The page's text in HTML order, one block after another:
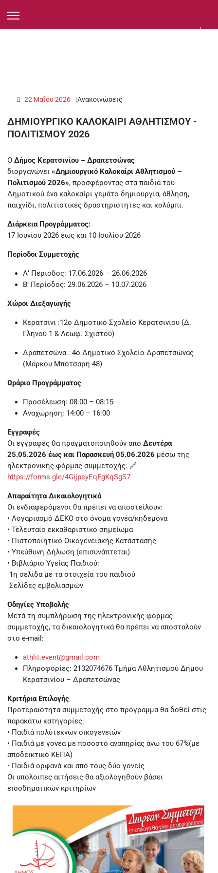
Ανακοινώσεις
22 Μαΐου 2026
ΔΗΜΙΟΥΡΓΙΚΟ ΚΑΛΟΚΑΙΡΙ ΑΘΛΗΤΙΣΜΟΥ -
ΠΟΛΙΤΙΣΜΟΥ 2026
Ο Δήμος Κερατσινίου – Δραπετσώνας
διοργανώνει «Δημιουργικό Καλοκαίρι Αθλητισμού –
Πολιτισμού 2026», προσφέροντας στα παιδιά του
Δημοτικού ένα καλοκαίρι γεμάτο δημιουργία, άθληση,
παιχνίδι, πολιτιστικές δραστηριότητες και κολύμπι.
Διάρκεια Προγράμματος:
17 Ιουνίου 2026 έως και 10 Ιουλίου 2026
Περίοδοι Συμμετοχής
Α’ Περίοδος: 17.06.2026 – 26.06.2026
Β’ Περίοδος: 29.06.2026 – 10.07.2026
Χώροι Διεξαγωγής
Κερατσίνι :12ο Δημοτικό Σχολείο Κερατσινίου (Δ.
Γληνού 1 & Λεωφ. Σχιστού)
Δραπετσώνα : 4ο Δημοτικό Σχολείο Δραπετσώνας
(Μάρκου Μπότσαρη 48)
Ωράριο Προγράμματος
Προσέλευση: 08:00 – 08:15
Αναχώρηση: 14:00 – 16:00
Εγγραφές
Οι εγγραφές θα πραγματοποιηθούν από Δευτέρα
25.05.2026 έως και Παρασκευή 05.06.2026 μέσω της
ηλεκτρονικής φόρμας συμμετοχής: 🔗
https://forms.gle/4GijpsyEqFgKqSgS7
Απαραίτητα Δικαιολογητικά
Οι ενδιαφερόμενοι θα πρέπει να αποστείλουν:
• Λογαριασμό ΔΕΚΟ στο όνομα γονέα/κηδεμόνα
• Τελευταίο εκκαθαριστικό σημείωμα
• Πιστοποιητικό Οικογενειακής Κατάστασης
• Υπεύθυνη Δήλωση (επισυνάπτεται)
• Βιβλιάριο Υγείας Παιδιού:
1η σελίδα με τα στοιχεία του παιδιού
Σελίδες εμβολιασμών
Οδηγίες Υποβολής
Μετά τη συμπλήρωση της ηλεκτρονικής φόρμας
συμμετοχής, τα δικαιολογητικά θα πρέπει να αποσταλούν
στο e-mail:
athlit.event@gmail.com
Πληροφορίες: 2132074676 Τμήμα Αθλητισμού Δήμου
Κερατσινίου – Δραπετσώνας
Κριτήρια Επιλογής
Προτεραιότητα συμμετοχής στο πρόγραμμα θα δοθεί στις
παρακάτω κατηγορίες:
• Παιδιά πολύτεκνων οικογενειών
• Παιδιά με γονέα με ποσοστό αναπηρίας άνω του 67%(με
αποδεικτικό ΚΕΠΑ)
• Παιδιά ορφανά και από τους δύο γονείς
Οι υπόλοιπες αιτήσεις θα αξιολογηθούν βάσει
εισοδηματικών κριτηρίων